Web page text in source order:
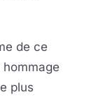
de ce
plus